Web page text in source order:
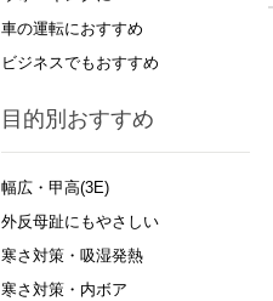
車の運転におすすめ
ビジネスでもおすすめ
目的別おすすめ
幅広・甲高(3E)
外反母趾にもやさしい
寒さ対策・吸湿発熱
寒さ対策・内ボア